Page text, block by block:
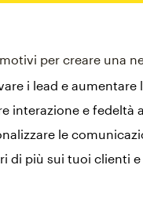
per creare una
i lead e aumentare
interazione e fedeltà
le
di più sui tuoi clienti